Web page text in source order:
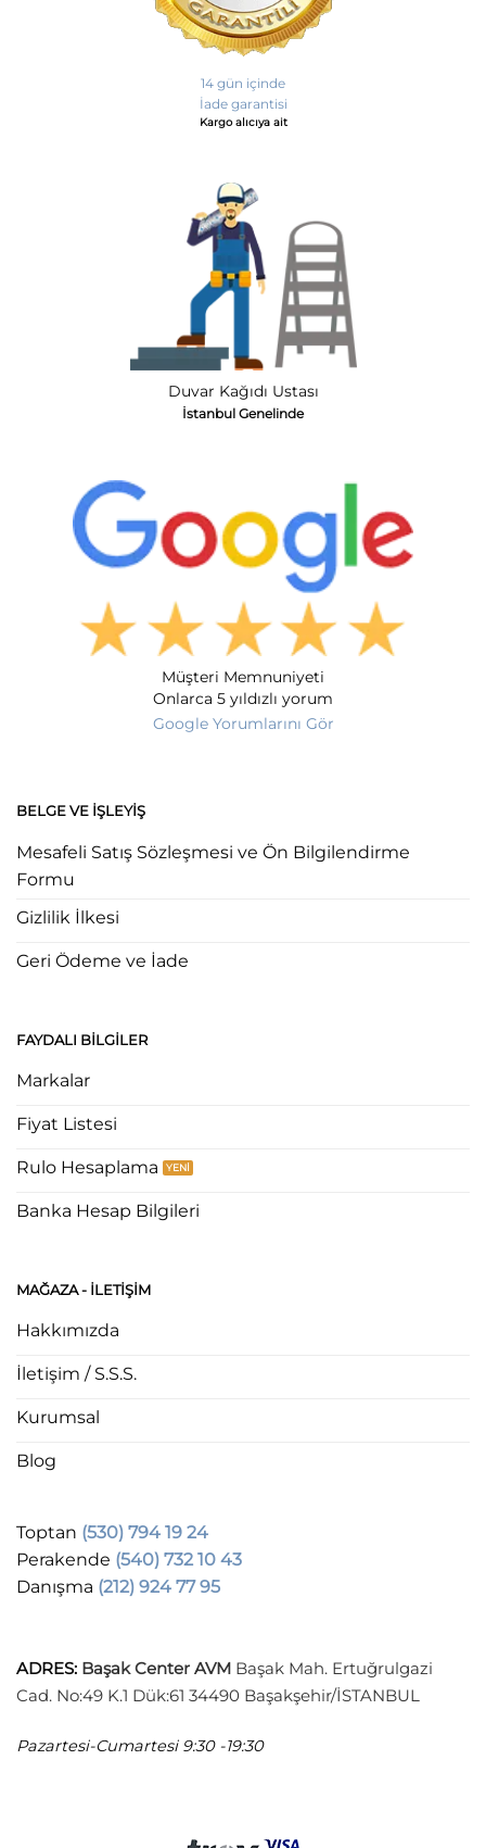
14 gün içinde
İade garantisi
Kargo alıcıya ait
Duvar Kağıdı Ustası
İstanbul Genelinde
Müşteri Memnuniyeti
Onlarca 5 yıldızlı yorum
Google Yorumlarını Gör
BELGE VE İŞLEYIŞ
Mesafeli Satış Sözleşmesi ve Ön Bilgilendirme
Formu
Gizlilik İlkesi
Geri Ödeme ve İade
FAYDALI BILGILER
Markalar
Fiyat Listesi
Rulo Hesaplama
Banka Hesap Bilgileri
MAĞAZA - ILETIŞIM
Hakkımızda
İletişim / S.S.S.
Kurumsal
Blog
Toptan (530) 794 19 24
Perakende (540) 732 10 43
Danışma (212) 924 77 95
ADRES: Başak Center AVM Başak Mah. Ertuğrulgazi
Cad. No:49 K.1 Dük:61 34490 Başakşehir/İSTANBUL
Pazartesi-Cumartesi 9:30 -19:30